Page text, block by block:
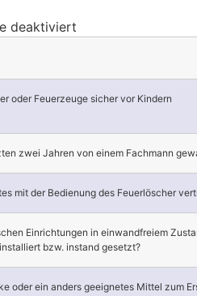
deaktiviert
oder Feuerzeuge sicher vor Kindern
zwei Jahren von einem Fachmann
mit der Bedienung des Feuerlöscher
Einrichtungen in einwandfreiem
bzw. instand gesetzt?
oder ein anders geeignetes Mittel zum